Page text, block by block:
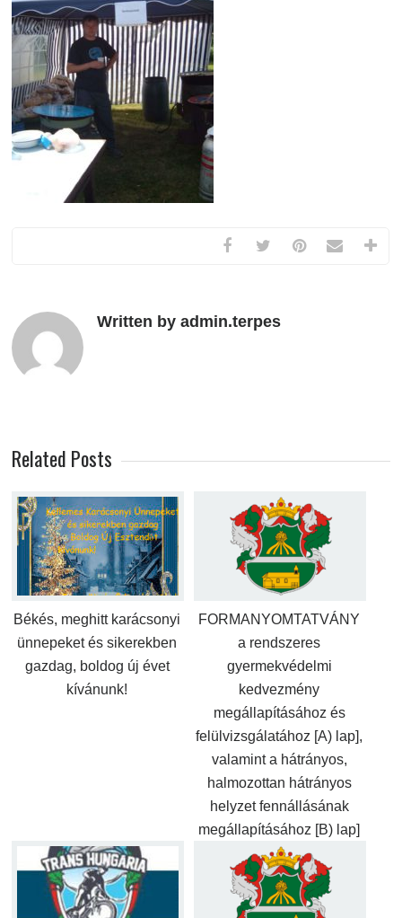
Written by admin.terpes
Related Posts
Békés, meghitt karácsonyi
ünnepeket és sikerekben
gazdag, boldog új évet
kívánunk!
FORMANYOMTATVÁNY
a rendszeres
gyermekvédelmi
kedvezmény
megállapításához és
felülvizsgálatához [A) lap],
valamint a hátrányos,
halmozottan hátrányos
helyzet fennállásának
megállapításához [B) lap]